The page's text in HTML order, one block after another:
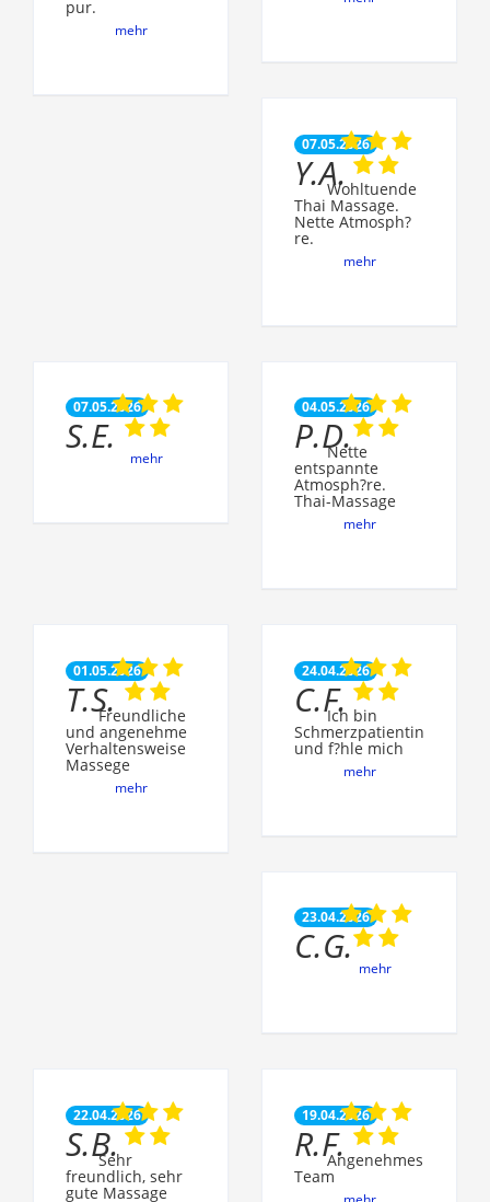
pur.
mehr
07.05.2026
Y.A.Wohltuende
Thai Massage.
Nette Atmosph?
re.
mehr
07.05.2026
S.E.
mehr
04.05.2026
P.D.
Nette
entspannte
Atmosph?re.
Thai-Massage
mehr
01.05.2026
T.S.Freundliche
und angenehme
Verhaltensweise
Massege
mehr
24.04.2026
C.F.Ich bin
Schmerzpatientin
und f?hle mich
mehr
23.04.2026
C.G.
mehr
22.04.2026
S.B.
Sehr
freundlich, sehr
gute Massage
19.04.2026
R.F.Angenehmes
Team